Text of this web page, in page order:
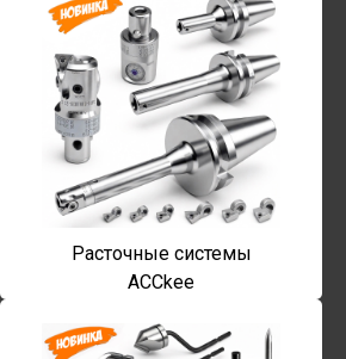
Расточные системы
ACCkee